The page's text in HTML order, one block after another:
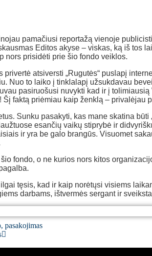
pamačiusi reportažą vienoje
Editos akyse – viskas, ką iš tos
nors prisidėti prie šio fondo veiklos.
privertė atsiversti „Rugutės“ puslapį
Nuo to laiko į tinklalapį užsukdavau
pasiruošusi nuvykti kad ir į
Šį faktą priėmiau kaip ženklą – privalėjau
Sunku pasakyti, kas mane skatina
esančių vaikų stiprybė ir
ir yra be galo brangūs. Visuomet
fondo, o ne kurios nors kitos
tęsis, kad ir kaip norėtųsi visiems
darbams, ištvermės sergant ir
pasakojimas